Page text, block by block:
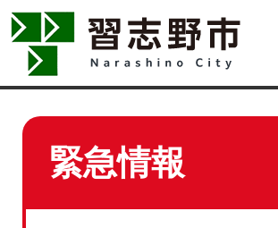
緊急情報